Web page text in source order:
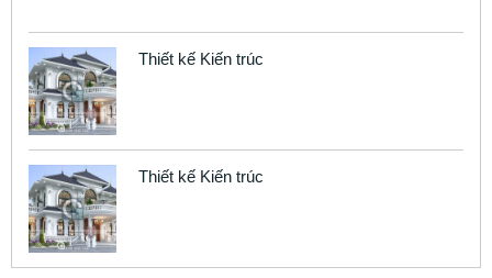
Thiết kế Kiến trúc
Thiết kế Kiến trúc